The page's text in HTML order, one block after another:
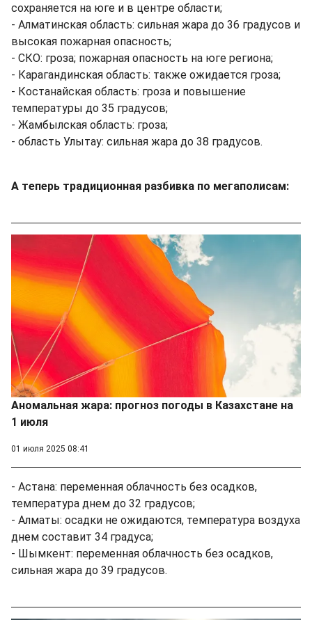
сохраняется на юге и в центре области;
- Алматинская область: сильная жара до 36 градусов и
высокая пожарная опасность;
- СКО: гроза; пожарная опасность на юге региона;
- Карагандинская область: также ожидается гроза;
- Костанайская область: гроза и повышение
температуры до 35 градусов;
- Жамбылская область: гроза;
- область Улытау: сильная жара до 38 градусов.
А теперь традиционная разбивка по мегаполисам:
Аномальная жара: прогноз погоды в Казахстане на
1 июля
01 июля 2025 08:41
- Астана: переменная облачность без осадков,
температура днем до 32 градусов;
- Алматы: осадки не ожидаются, температура воздуха
днем составит 34 градуса;
- Шымкент: переменная облачность без осадков,
сильная жара до 39 градусов.